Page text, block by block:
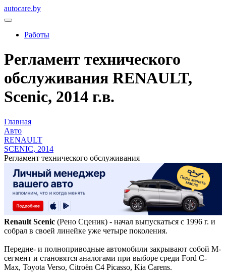
autocare.by
Работы
Регламент технического
обслуживания RENAULT,
Scenic, 2014 г.в.
Главная
Авто
RENAULT
SCENIC, 2014
Регламент технического обслуживания
Renault Scenic (Рено Сценик) - начал выпускаться с 1996 г. и
собрал в своей линейке уже четыре поколения.
Передне- и полноприводные автомобили закрывают собой М-
сегмент и становятся аналогами при выборе среди Ford C-
Max, Toyota Verso, Citroën C4 Picasso, Kia Carens.